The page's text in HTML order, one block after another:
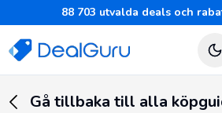
88 703 utvalda deals och
Gå tillbaka till alla